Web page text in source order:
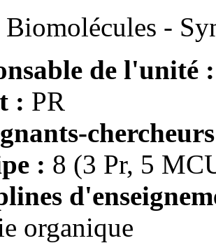
-
de l'unité
: PR
: 8 (3 Pr, 5
organique